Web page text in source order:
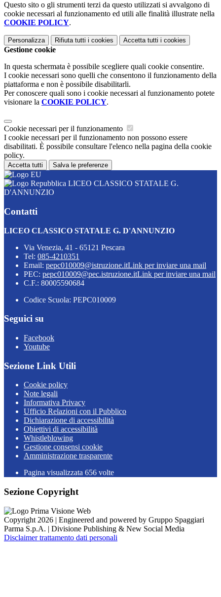
Questo sito o gli strumenti terzi da questo utilizzati si avvalgono di
cookie necessari al funzionamento ed utili alle finalità illustrate nella
COOKIE POLICY.
Personalizza Rifiuta tutti i cookies Accetta tutti i cookies
Gestione cookie
In questa schermata è possibile scegliere quali cookie consentire.
I cookie necessari sono quelli che consentono il funzionamento della
piattaforma e non è possibile disabilitarli.
Per conoscere quali sono i cookie necessari al funzionamento potete
visionare la COOKIE POLICY.
Cookie necessari per il funzionamento
I cookie necessari per il funzionamento non possono essere
disabilitati. È possibile consultare l'elenco nella pagina della cookie
policy.
Accetta tutti Salva le preferenze
LICEO CLASSICO STATALE G.
D'ANNUNZIO
Contatti
LICEO CLASSICO STATALE G. D'ANNUNZIO
Via Venezia, 41 - 65121 Pescara
Tel: 085-4210351
Email: pepc010009@istruzione.itLink per inviare una mail
PEC: pepc010009@pec.istruzione.itLink per inviare una mail
C.F.: 80005590684
Codice Scuola: PEPC010009
Seguici su
Facebook
Youtube
Sezione Link Utili
Cookie policy
Note legali
Informativa Privacy
Ufficio Relazioni con il Pubblico
Dichiarazione di accessibilità
Obiettivi di accessibilità
Whistleblowing
Gestione consensi cookie
Amministrazione trasparente
Pagina visualizzata 656 volte
Sezione Copyright
Copyright 2026 | Engineered and powered by Gruppo Spaggiari
Parma S.p.A. | Divisione Publishing & New Social Media
Disclaimer trattamento dati personali